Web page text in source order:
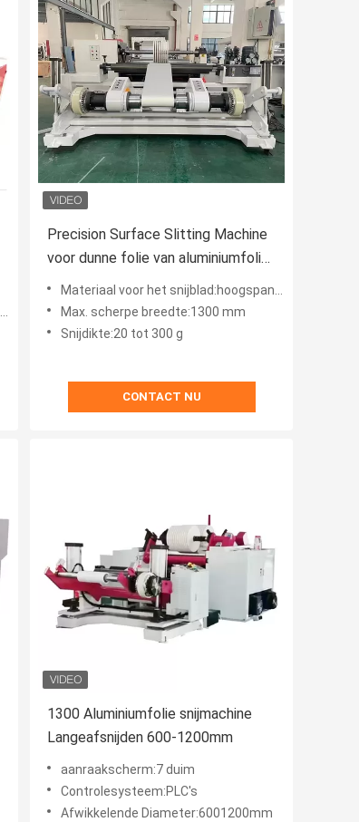
Precision Surface Slitting Machine
voor dunne folie van aluminiumfolie
Kraftpapier
Materiaal voor het snijblad:hoogspanningsstaal
Max. scherpe breedte:1300 mm
Snijdikte:20 tot 300 g
CONTACT NU
1300 Aluminiumfolie snijmachine
Langeafsnijden 600-1200mm
aanraakscherm:7 duim
Controlesysteem:PLC's
Afwikkelende Diameter:6001200mm